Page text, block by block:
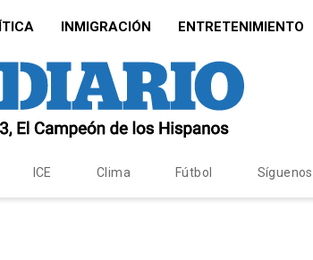
INMIGRACIÓN ENTRETENIMIENTO
ICE Clima Fútbol